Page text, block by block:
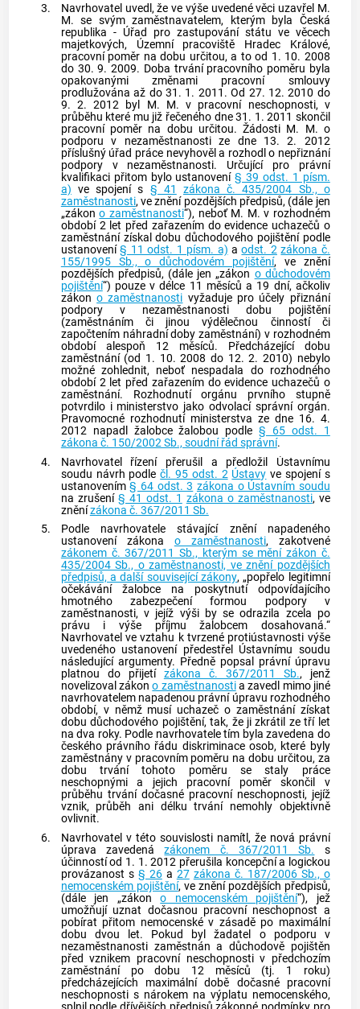
3.
Navrhovatel uvedl, že ve výše uvedené věci uzavřel M.
M. se svým zaměstnavatelem, kterým byla Česká
republika - Úřad pro zastupování státu ve věcech
majetkových, Územní pracoviště Hradec Králové,
pracovní poměr na dobu určitou, a to od 1. 10. 2008
do 30. 9. 2009. Doba trvání pracovního poměru byla
opakovanými změnami pracovní smlouvy
prodlužována až do 31. 1. 2011. Od 27. 12. 2010 do
9. 2. 2012 byl M. M. v pracovní neschopnosti, v
průběhu které mu již řečeného dne 31. 1. 2011 skončil
pracovní poměr na dobu určitou. Žádosti M. M. o
podporu v nezaměstnanosti ze dne 13. 2. 2012
příslušný úřad práce nevyhověl a rozhodl o nepřiznání
podpory v nezaměstnanosti. Určující pro právní
kvalifikaci přitom bylo ustanovení§ 39 odst. 1 písm.
a) ve spojení s § 41
zákona č. 435/2004 Sb., o
zaměstnanosti, ve znění pozdějších předpisů, (dále jen
„zákono zaměstnanosti“), neboť M. M. v rozhodném
období 2 let před zařazením do evidence uchazečů o
zaměstnání získal dobu důchodového pojištění podle
ustanovení§ 11 odst. 1 písm. a) aodst. 2 zákona č.
155/1995 Sb., o důchodovém pojištění, ve znění
pozdějších předpisů, (dále jen „zákon o důchodovém
pojištění“) pouze v délce 11 měsíců a 19 dní, ačkoliv
zákono zaměstnanosti vyžaduje pro účely přiznání
podpory v nezaměstnanosti dobu pojištění
(zaměstnáním či jinou výdělečnou činností či
započtením náhradní doby zaměstnání) v rozhodném
období alespoň 12 měsíců. Předcházející dobu
zaměstnání (od 1. 10. 2008 do 12. 2. 2010) nebylo
možné zohlednit, neboť nespadala do rozhodného
období 2 let před zařazením do evidence uchazečů o
zaměstnání. Rozhodnutí orgánu prvního stupně
potvrdilo i ministerstvo jako odvolací správní orgán.
Pravomocné rozhodnutí ministerstva ze dne 16. 4.
2012 napadl žalobce žalobou podle§ 65 odst. 1
zákona č. 150/2002 Sb., soudní řád správní.
4.
Navrhovatel řízení přerušil a předložil Ústavnímu
soudu návrh podlečl. 95 odst. 2 Ústavy ve spojení s
ustanovením§ 64 odst. 3 zákona o Ústavním soudu
na zrušení § 41 odst. 1 zákona o zaměstnanosti, ve
zněnízákona č. 367/2011 Sb.
5.
Podle navrhovatele stávající znění napadeného
ustanovení zákona o zaměstnanosti, zakotvené
zákonem č. 367/2011 Sb., kterým se mění zákon č.
435/2004 Sb., o zaměstnanosti, ve znění pozdějších
předpisů, a další související zákony, „popřelo legitimní
očekávání žalobce na poskytnutí odpovídajícího
hmotného zabezpečení formou podpory v
zaměstnanosti, v jejíž výši by se odrazila zcela po
právu i výše příjmu žalobcem dosahovaná.“
Navrhovatel ve vztahu k tvrzené protiústavnosti výše
uvedeného ustanovení předestřel Ústavnímu soudu
následující argumenty. Předně popsal právní úpravu
platnou do přijetí zákona č. 367/2011 Sb., jenž
novelizoval zákono zaměstnanostia zavedl mimo jiné
navrhovatelem napadenou právní úpravu rozhodného
období, v němž musí uchazeč o zaměstnání získat
dobu důchodového pojištění, tak, že ji zkrátil ze tří let
na dva roky. Podle navrhovatele tím byla zavedena do
českého právního řádu diskriminace osob, které byly
zaměstnány v pracovním poměru na dobu určitou, za
dobu trvání tohoto poměru se staly práce
neschopnými a jejich pracovní poměr skončil v
průběhu trvání dočasné pracovní neschopnosti, jejíž
vznik, průběh ani délku trvání nemohly objektivně
ovlivnit.
6.
Navrhovatel v této souvislosti namítl, že nová právní
úprava zavedenázákonem č. 367/2011 Sb. s
účinností od 1. 1. 2012 přerušila koncepční a logickou
provázanost s § 26a 27 zákona č. 187/2006 Sb., o
nemocenském pojištění, ve znění pozdějších předpisů,
(dále jen „zákono nemocenském pojištění“), jež
umožňují uznat dočasnou pracovní neschopnost a
pobírat přitom nemocenské v zásadě po maximální
dobu dvou let. Pokud byl žadatel o podporu v
nezaměstnanosti zaměstnán a důchodově pojištěn
před vznikem pracovní neschopnosti v předchozím
zaměstnání po dobu 12 měsíců (tj. 1 roku)
předcházejících maximální době dočasné pracovní
neschopnostis nárokem na výplatu nemocenského,